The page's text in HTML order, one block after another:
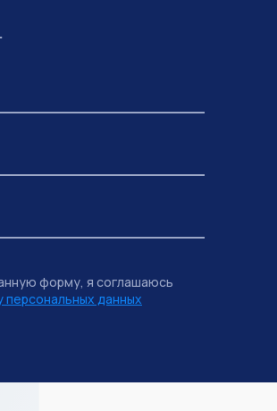
форму, я соглашаюсь
персональных данных